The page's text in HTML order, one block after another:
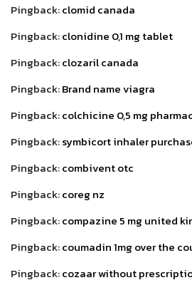
Pingback:clomid canada
Pingback:clonidine 0,1 mg tablet
Pingback:clozaril canada
Pingback:Brand name viagra
Pingback:colchicine 0,5 mg
Pingback:symbicort inhaler
Pingback:combivent otc
Pingback:coreg nz
Pingback:compazine 5 mg united
Pingback:coumadin 1mg over the
Pingback:cozaar without